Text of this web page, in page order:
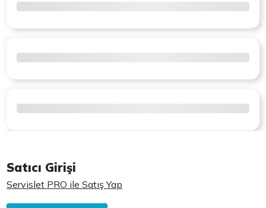
Satıcı Girişi
Servislet PRO ile Satış Yap